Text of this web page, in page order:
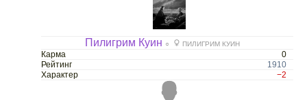
Пилигрим Куин ○ ПИЛИГРИМ КУИН
Карма
0
Рейтинг
1910
Характер
−2